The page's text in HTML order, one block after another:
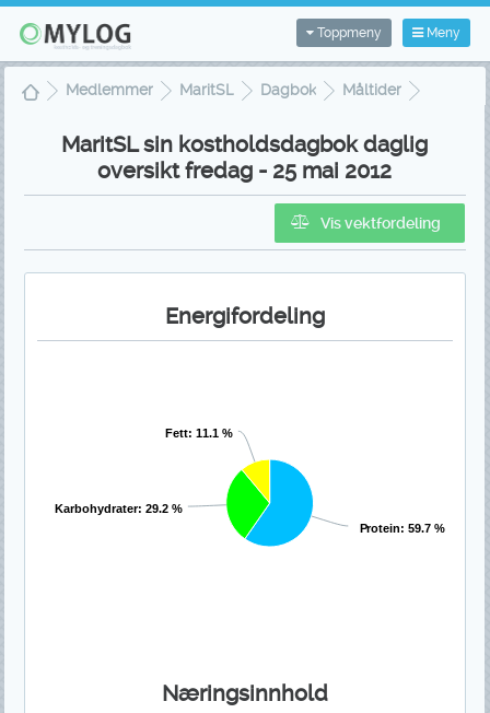
Meny
Toppmeny
Medlemmer MaritSL Dagbok
Måltider
MaritSL sin kostholdsdagbok daglig
oversikt fredag - 25 mai 2012
Vis vektfordeling
Energifordeling
Protein: 59.7 %
Karbohydrater: 29.2 %
Fett: 11.1 %
Næringsinnhold